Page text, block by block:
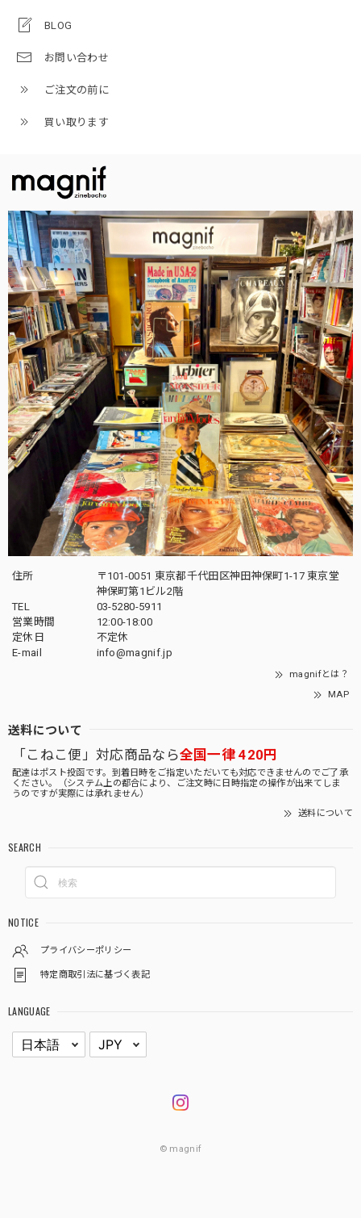
BLOG
お問い合わせ
ご注文の前に
買い取ります
住所
〒101-0051 東京都千代田区神田神保町1-17 東京堂
神保町第1ビル2階
TEL
03-5280-5911
営業時間
12:00-18:00
定休日
不定休
E-mail
info@magnif.jp
magnifとは？
MAP
送料について
「こねこ便」対応商品なら全国一律 420円
配達はポスト投函です。到着日時をご指定いただいても対応できませんのでご了承
ください。（システム上の都合により、ご注文時に日時指定の操作が出来てしま
うのですが実際には承れません）
送料について
SEARCH
NOTICE
プライバシーポリシー
特定商取引法に基づく表記
LANGUAGE
© magnif